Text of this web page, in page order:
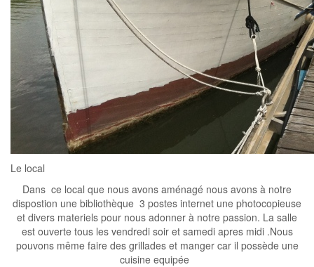
Le local
Dans ce local que nous avons aménagé nous avons à notre
dispostion une bibliothèque 3 postes internet une photocopieuse
et divers materiels pour nous adonner à notre passion. La salle
est ouverte tous les vendredi soir et samedi apres midi .Nous
pouvons même faire des grillades et manger car il possède une
cuisine equipée